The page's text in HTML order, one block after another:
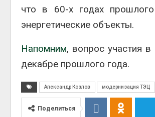
что в 60-х годах
энергетические объекты.
Напомним, вопрос участия
декабре прошлого года.
Александр Козлов модернизация ТЭЦ
Поделиться